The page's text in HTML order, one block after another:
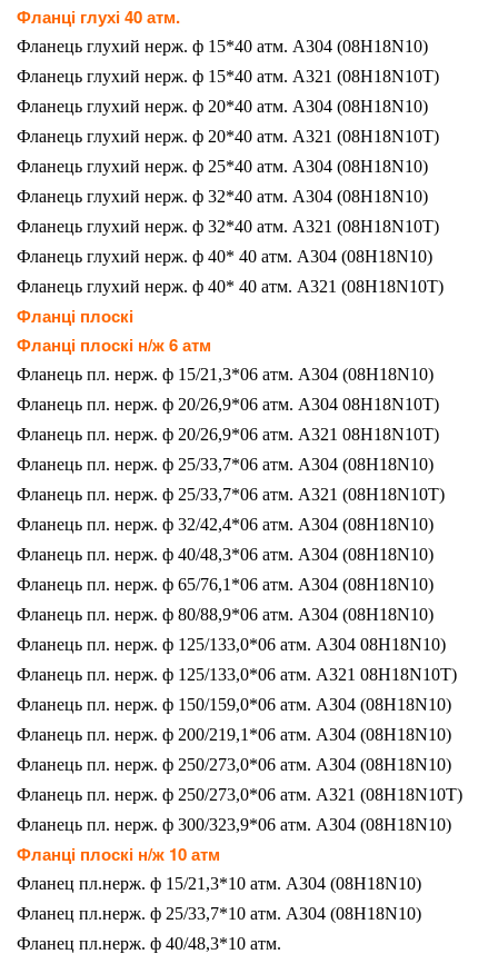
Фланці глухі 40 атм.
Фланець глухий нерж. ф 15*40 атм. A304 (08H18N10)
Фланець глухий нерж. ф 15*40 атм. A321 (08H18N10T)
Фланець глухий нерж. ф 20*40 атм. A304 (08H18N10)
Фланець глухий нерж. ф 20*40 атм. A321 (08H18N10T)
Фланець глухий нерж. ф 25*40 атм. A304 (08H18N10)
Фланець глухий нерж. ф 32*40 атм. A304 (08H18N10)
Фланець глухий нерж. ф 32*40 атм. A321 (08H18N10T)
Фланець глухий нерж. ф 40* 40 атм. A304 (08H18N10)
Фланець глухий нерж. ф 40* 40 атм. A321 (08H18N10T)
Фланці плоскі
Фланці плоскі н/ж 6 атм
Фланець пл. нерж. ф 15/21,3*06 атм. A304 (08H18N10)
Фланець пл. нерж. ф 20/26,9*06 атм. A304 08H18N10Т)
Фланець пл. нерж. ф 20/26,9*06 атм. A321 08H18N10Т)
Фланець пл. нерж. ф 25/33,7*06 атм. A304 (08H18N10)
Фланець пл. нерж. ф 25/33,7*06 атм. A321 (08H18N10Т)
Фланець пл. нерж. ф 32/42,4*06 атм. A304 (08H18N10)
Фланець пл. нерж. ф 40/48,3*06 атм. A304 (08H18N10)
Фланець пл. нерж. ф 65/76,1*06 атм. A304 (08H18N10)
Фланець пл. нерж. ф 80/88,9*06 атм. A304 (08H18N10)
Фланець пл. нерж. ф 125/133,0*06 атм. A304 08H18N10)
Фланець пл. нерж. ф 125/133,0*06 атм. A321 08H18N10Т)
Фланець пл. нерж. ф 150/159,0*06 атм. A304 (08H18N10)
Фланець пл. нерж. ф 200/219,1*06 атм. A304 (08H18N10)
Фланець пл. нерж. ф 250/273,0*06 атм. A304 (08H18N10)
Фланець пл. нерж. ф 250/273,0*06 атм. A321 (08H18N10Т)
Фланець пл. нерж. ф 300/323,9*06 атм. A304 (08H18N10)
Фланці плоскі н/ж 10 атм
Фланец пл.нерж. ф 15/21,3*10 атм. A304 (08H18N10)
Фланец пл.нерж. ф 25/33,7*10 атм. A304 (08H18N10)
Фланец пл.нерж. ф 40/48,3*10 атм.